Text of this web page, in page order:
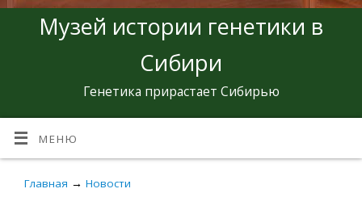
Музей истории генетики в
Сибири
Генетика прирастает Сибирью
МЕНЮ
Главная → Новости